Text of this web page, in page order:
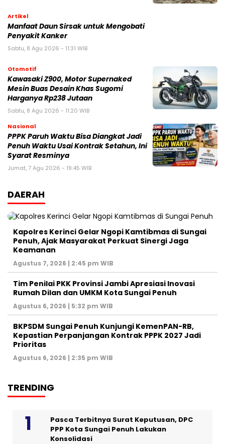
Artikel
Manfaat Daun Sirsak untuk Mengobati
Penyakit Kanker
Sabtu, 8 Agu 2026 - 11:31 WIB
Otomotif
Kawasaki Z900, Motor Supernaked
Mesin Buas Desain Khas Sugomi
Harganya Rp238 Jutaan
Sabtu, 8 Agu 2026 - 11:20 WIB
Nasional
PPPK Paruh Waktu Bisa Diangkat Jadi
Penuh Waktu Usai Kontrak Setahun, Ini
Syarat Resminya
Jumat, 7 Agu 2026 - 19:45 WIB
DAERAH
Kapolres Kerinci Gelar Ngopi Kamtibmas di Sungai
Penuh, Ajak Masyarakat Perkuat Sinergi Jaga
Keamanan
Agustus 7, 2026 | 2:45 pm WIB
Tim Penilai PKK Provinsi Jambi Apresiasi Inovasi
Rumah Dilan dan UMKM Kota Sungai Penuh
Agustus 6, 2026 | 5:32 pm WIB
BKPSDM Sungai Penuh Kunjungi KemenPAN-RB,
Kepastian Perpanjangan Kontrak PPPK 2027 Jadi
Prioritas
Agustus 6, 2026 | 2:35 pm WIB
TRENDING
Pasca Terbitnya Surat Keputusan, DPC
PPP Kota Sungai Penuh Lakukan
Konsolidasi